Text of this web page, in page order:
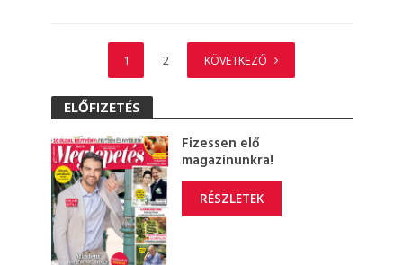
1 2 KÖVETKEZŐ
ELŐFIZETÉS
Fizessen elő
magazinunkra!
RÉSZLETEK